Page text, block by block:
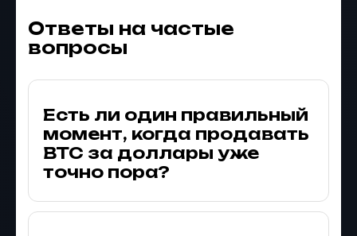
Ответы на частые
вопросы
Есть ли один правильный
момент, когда продавать
BTC за доллары уже
точно пора?